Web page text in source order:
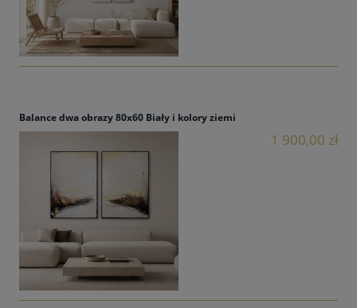
Balance dwa obrazy 80x60 Biały i kolory ziemi
1 900,00 zł